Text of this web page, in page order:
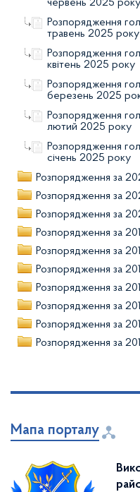
червень 2025 року
Розпорядження
травень 2025 року
Розпорядження
квітень 2025 року
Розпорядження
березень 2025
Розпорядження
лютий 2025 року
Розпорядження
січень 2025 року
Розпорядження за
Розпорядження за
Розпорядження за
Розпорядження за
Розпорядження за
Розпорядження за
Розпорядження за
Розпорядження за
Розпорядження за
Розпорядження за
Мапа порталу